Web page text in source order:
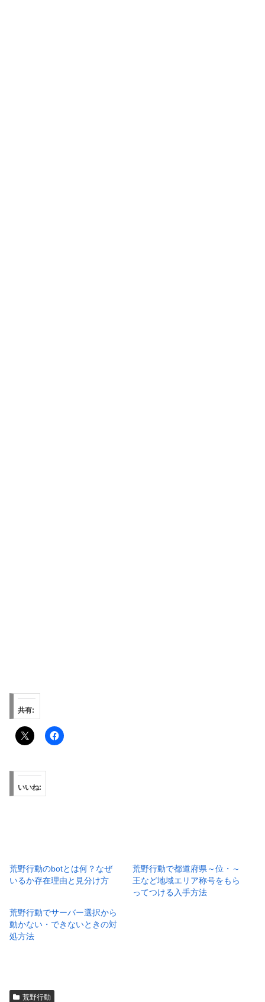
共有:
いいね:
荒野行動のbotとは何？なぜ
いるか存在理由と見分け方
荒野行動で都道府県～位・～
王など地域エリア称号をもら
ってつける入手方法
荒野行動でサーバー選択から
動かない・できないときの対
処方法
荒野行動